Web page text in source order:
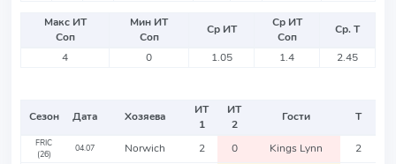
Макс ИТ
Соп
Мин ИТ
Соп
Ср ИТ
Ср ИТ
Соп
Ср. Т
4
0 1.05 1.4 2.45
Сезон Дата Хозяева
ИТ
1
ИТ
2
Гости Т
FRIC
(26)
04.07 Norwich 2 0 Kings Lynn 2